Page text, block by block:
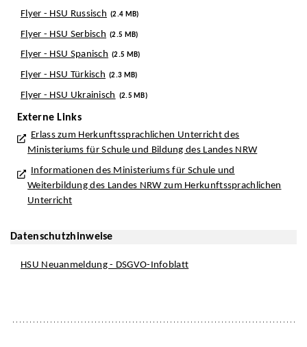
Flyer - HSU Russisch (2.4 MB)
Flyer - HSU Serbisch (2.5 MB)
Flyer - HSU Spanisch (2.5 MB)
Flyer - HSU Türkisch (2.3 MB)
Flyer - HSU Ukrainisch (2.5 MB)
Externe Links
Erlass zum Herkunftssprachlichen Unterricht des
Ministeriums für Schule und Bildung des Landes NRW
Informationen des Ministeriums für Schule und
Weiterbildung des Landes NRW zum Herkunftssprachlichen
Unterricht
Datenschutzhinweise
HSU Neuanmeldung - DSGVO-Infoblatt